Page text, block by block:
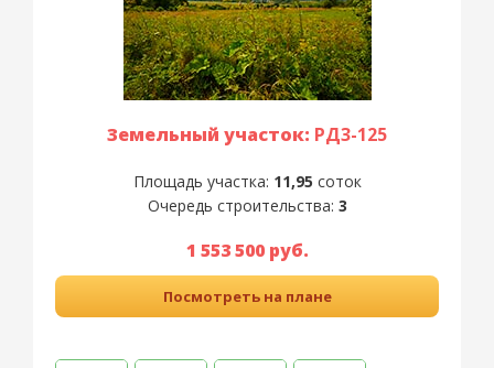
Земельный участок: РД3-125
Площадь участка: 11,95 соток
Очередь строительства: 3
1 553 500 руб.
Посмотреть на плане